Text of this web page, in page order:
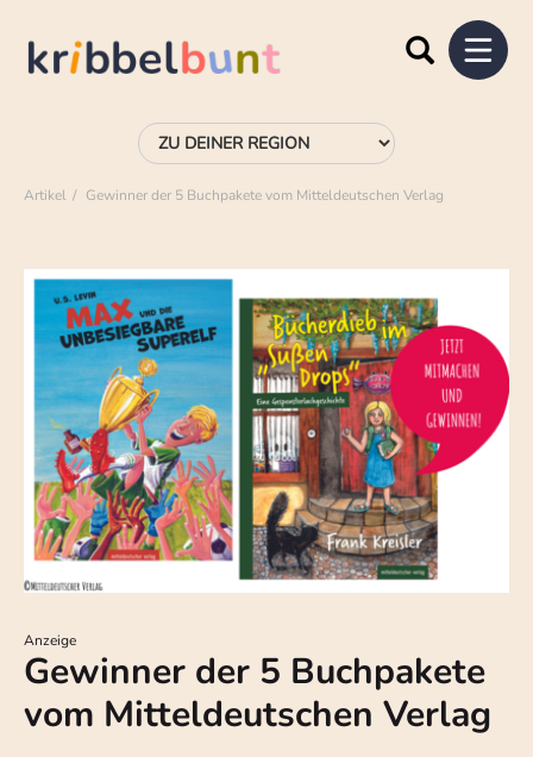
Artikel Gewinner der 5 Buchpakete vom Mitteldeutschen Verlag
Anzeige
Gewinner der 5 Buchpakete
vom Mitteldeutschen Verlag